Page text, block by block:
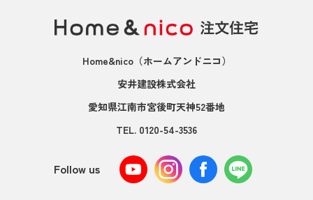
Home&nico（ホームアンドニコ）
安井建設株式会社
愛知県江南市宮後町天神52番地
TEL. 0120-54-3536
Follow us